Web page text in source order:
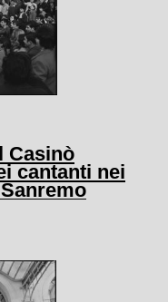
Casinò
cantanti nei